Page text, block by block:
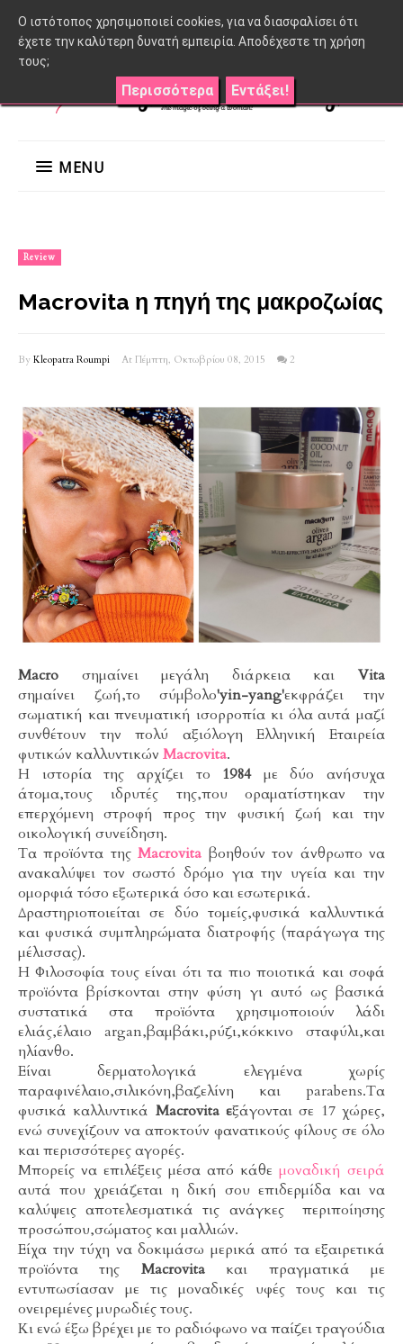
MENU
Review
Macrovita η πηγή της μακροζωίας
By Kleopatra Roumpi At Πέμπτη, Οκτωβρίου 08, 2015 2
Macro σημαίνει μεγάλη διάρκεια και Vita
σημαίνει
ζωή,το σύμβολο'yin-yang'εκφράζει την
σωματική και πνευματική ισορροπία κι όλα αυτά μαζί
συνθέτουν την πολύ αξιόλογη Ελληνική Εταιρεία
φυτικών καλλυντικών Macrovita.
Η ιστορία της αρχίζει το 1984με δύο ανήσυχα
άτομα,τους ιδρυτές της,που οραματίστηκαν την
επερχόμενη στροφή προς την φυσική ζωή και την
οικολογική συνείδηση.
Τα προϊόντα τηςMacrovita βοηθούν τον άνθρωπο να
ανακαλύψει τον σωστό δρόμο για την υγεία και την
ομορφιά τόσο εξωτερικά όσο και εσωτερικά.
Δραστηριοποιείται σε δύο τομείς,φυσικά καλλυντικά
και φυσικά συμπληρώματα διατροφής (παράγωγα της
μέλισσας).
Η Φιλοσοφία τους είναι ότι τα πιο ποιοτικά και σοφά
προϊόντα βρίσκονται στην φύση γι αυτό ως βασικά
συστατικά στα προϊόντα χρησιμοποιούν λάδι
ελιάς,έλαιο argan,βαμβάκι,ρύζι,κόκκινο σταφύλι,και
ηλίανθο.
Είναι δερματολογικά ελεγμένα χωρίς
παραφινέλαιο,σιλικόνη,βαζελίνη και parabens.Τα
φυσικά καλλυντικά Macrovita εξάγονται σε 17 χώρες,
ενώ συνεχίζουν να αποκτούν φανατικούς φίλους σε όλο
και περισσότερες αγορές.
Μπορείς να επιλέξεις μέσα από κάθε μοναδική σειρά
αυτά που χρειάζεται η δική σου επιδερμίδα και να
καλύψεις αποτελεσματικά τις ανάγκες περιποίησης
προσώπου,σώματος και μαλλιών.
Είχα την τύχη να δοκιμάσω μερικά από τα εξαιρετικά
προϊόντα της Macrovitaκαι πραγματικά με
εντυπωσίασαν με τις μοναδικές υφές τους και τις
ονειρεμένες μυρωδιές τους.
Κι ενώ έξω βρέχει με το ραδιόφωνο να παίζει τραγούδια
O ιστότοπος χρησιμοποιεί cookies, για να διασφαλίσει ότι
έχετε την καλύτερη δυνατή εμπειρία. Αποδέχεστε τη χρήση
τους;
Περισσότερα Εντάξει!